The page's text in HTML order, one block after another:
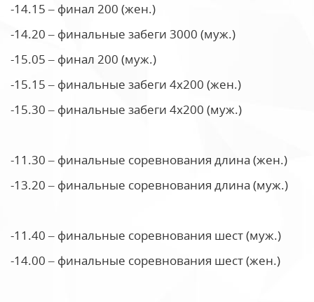
-14.15 – финал 200 (жен.)
-14.20 – финальные забеги 3000 (муж.)
-15.05 – финал 200 (муж.)
-15.15 – финальные забеги 4х200 (жен.)
-15.30 – финальные забеги 4х200 (муж.)
-11.30 – финальные соревнования длина (жен.)
-13.20 – финальные соревнования длина (муж.)
-11.40 – финальные соревнования шест (муж.)
-14.00 – финальные соревнования шест (жен.)